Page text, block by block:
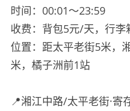
时间：00:01～23:59
收费：背包5元/天，行李
位置：距太平老街5米，
米，橘子洲前1站
📍湘江中路/太平老街·寄